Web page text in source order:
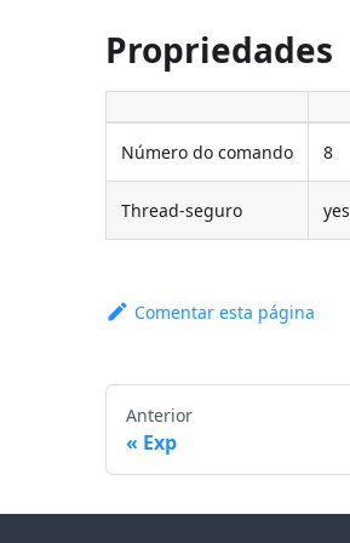
Propriedades
Número do comando 8
Thread-seguro yes
Comentar esta página
Anterior
Exp